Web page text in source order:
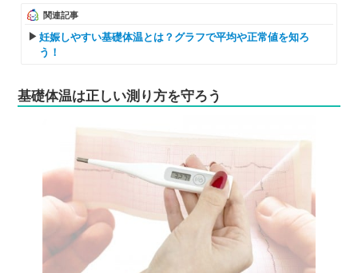
関連記事
妊娠しやすい基礎体温とは？グラフで平均や正常値を知ろ
う！
基礎体温は正しい測り方を守ろう